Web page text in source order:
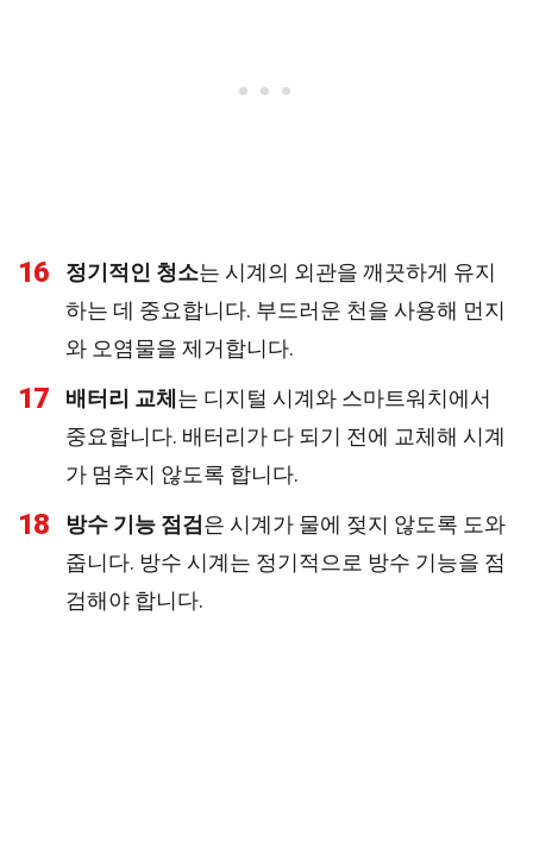
16 정기적인 청소는 시계의 외관을 깨끗하게 유지
하는 데 중요합니다. 부드러운 천을 사용해 먼지
와 오염물을 제거합니다.
17 배터리 교체 는 디지털 시계와 스마트워치에서
중요합니다. 배터리가 다 되기 전에 교체해 시계
가 멈추지 않도록 합니다.
18 방수 기능 점검 은 시계가 물에 젖지 않도록 도와
줍니다. 방수 시계는 정기적으로 방수 기능을 점
검해야 합니다.